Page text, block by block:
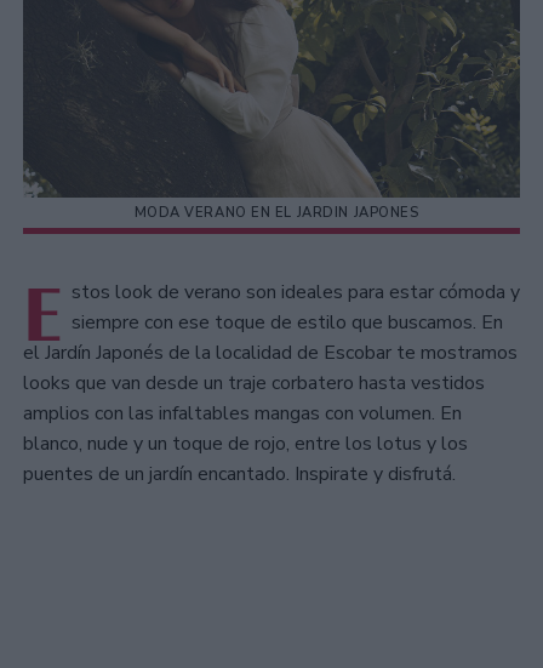
MODA VERANO EN EL JARDIN JAPONES
E stos look de verano son ideales para estar cómoda y
siempre con ese toque de estilo que buscamos. En
el Jardín Japonés de la localidad de Escobar te mostramos
looks que van desde un traje corbatero hasta vestidos
amplios con las infaltables mangas con volumen. En
blanco, nude y un toque de rojo, entre los lotus y los
puentes de un jardín encantado. Inspirate y disfrutá.